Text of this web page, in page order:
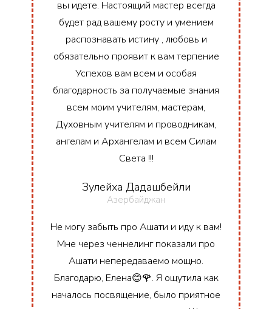
вы идете. Настоящий мастер всегда
будет рад вашему росту и умением
распознавать истину , любовь и
обязательно проявит к вам терпение
Успехов вам всем и особая
благодарность за получаемые знания
всем моим учителям, мастерам,
Духовным учителям и проводникам,
ангелам и Архангелам и всем Силам
Света !!!
Зулейха Дадашбейли
Азербайджан
Не могу забыть про Ашати и иду к вам!
Мне через ченнелинг показали про
Ашати непередаваемо мощно.
Благодарю, Елена😊🌹. Я ощутила как
началось посвящение, было приятное